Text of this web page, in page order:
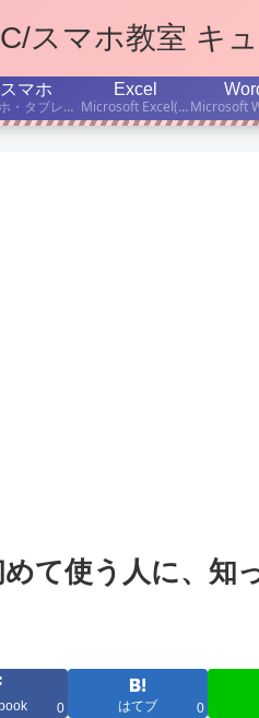
スマホ教室 キ
スマホ
スマホ・タブレットを、もうちょっと便利に使いたい! こんな「困った」を解決したい! という記事を書いています。
Excel
Microsoft Excel(エクセル)学習のポイント、ちょっと便利な小技などをご紹介します。
て使う人に、知
0 はてブ 0